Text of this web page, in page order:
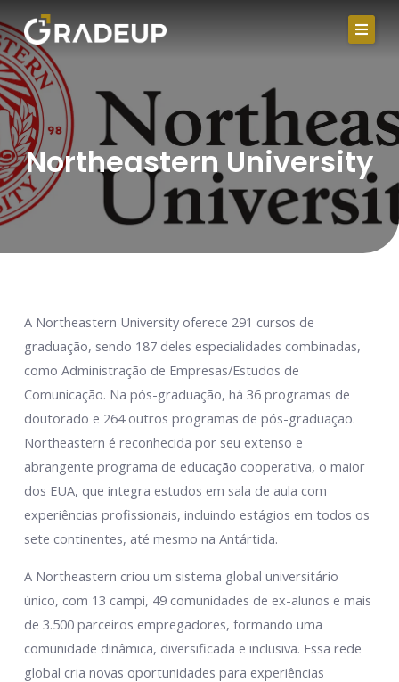
para
o
conteúdo
Northeastern University
A Northeastern University oferece 291 cursos de
graduação, sendo 187 deles especialidades combinadas,
como Administração de Empresas/Estudos de
Comunicação. Na pós-graduação, há 36 programas de
doutorado e 264 outros programas de pós-graduação.
Northeastern é reconhecida por seu extenso e
abrangente programa de educação cooperativa, o maior
dos EUA, que integra estudos em sala de aula com
experiências profissionais, incluindo estágios em todos os
sete continentes, até mesmo na Antártida.
A Northeastern criou um sistema global universitário
único, com 13 campi, 49 comunidades de ex-alunos e mais
de 3.500 parceiros empregadores, formando uma
comunidade dinâmica, diversificada e inclusiva. Essa rede
global cria novas oportunidades para experiências